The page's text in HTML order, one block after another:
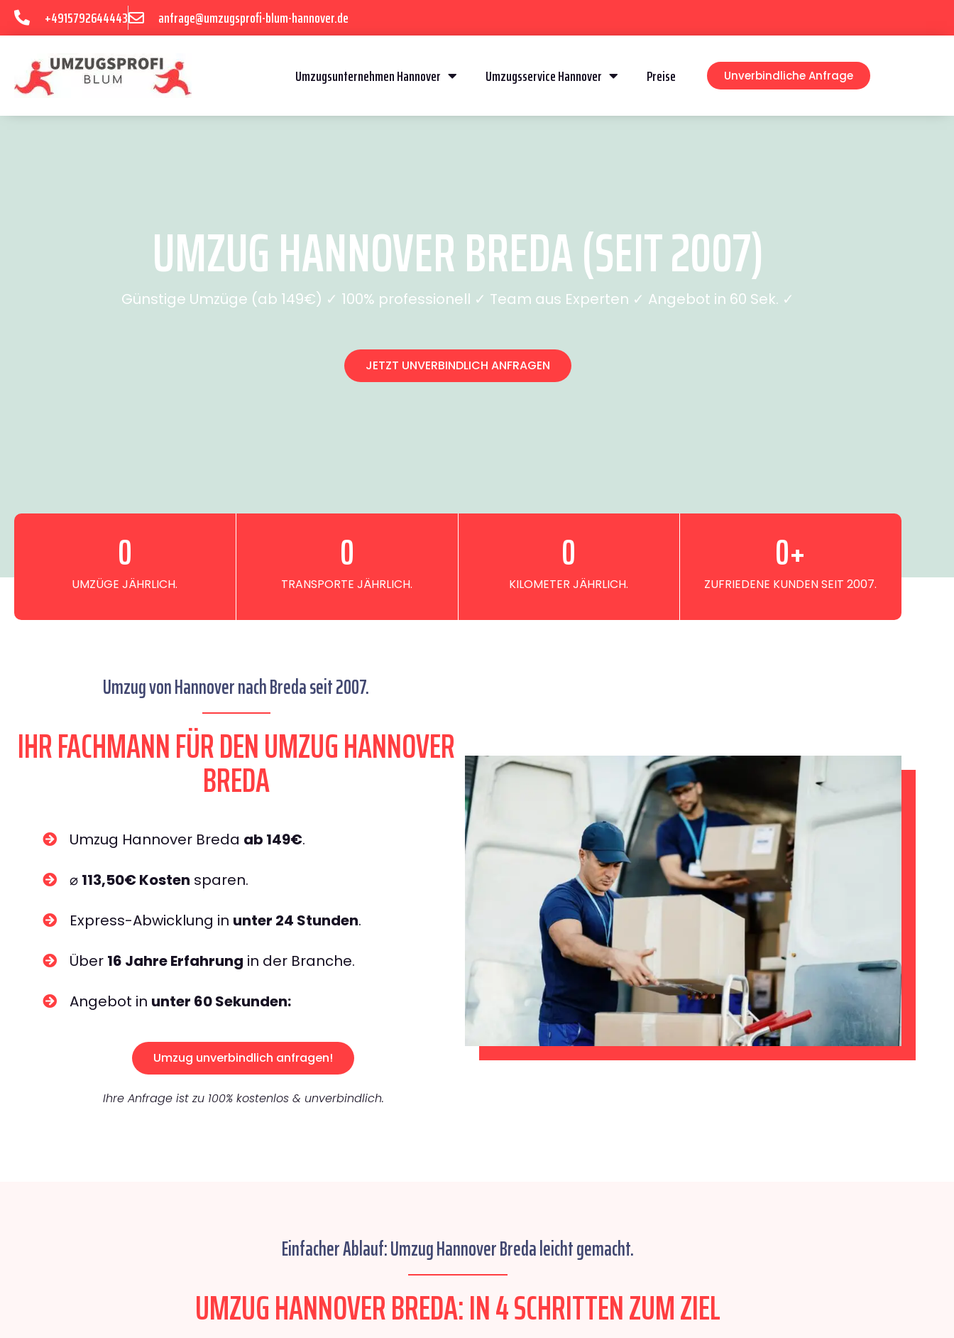
+4915792644443 anfrage@umzugsprofi-blum-hannover.de
Umzugsunternehmen Hannover Umzugsservice Hannover Preise Unverbindliche Anfrage
UMZUG HANNOVER BREDA (SEIT 2007)
Günstige Umzüge (ab 149€) ✓ 100% professionell ✓ Team aus Experten ✓ Angebot in 60 Sek. ✓
JETZT UNVERBINDLICH ANFRAGEN
UMZÜGE JÄHRLICH.
0
TRANSPORTE JÄHRLICH.
0
KILOMETER JÄHRLICH.
0
ZUFRIEDENE KUNDEN SEIT 2007.
0+
Umzug von Hannover nach Breda seit 2007.
IHR FACHMANN FÜR DEN UMZUG HANNOVER
BREDA
Umzug Hannover Breda ab 149€.
⌀ 113,50€ Kosten sparen.
Express-Abwicklung in unter 24 Stunden.
Über 16 Jahre Erfahrung in der Branche.
Angebot in unter 60 Sekunden:
Umzug unverbindlich anfragen!
Ihre Anfrage ist zu 100% kostenlos & unverbindlich.
Einfacher Ablauf: Umzug Hannover Breda leicht gemacht.
UMZUG HANNOVER BREDA: IN 4 SCHRITTEN ZUM ZIEL